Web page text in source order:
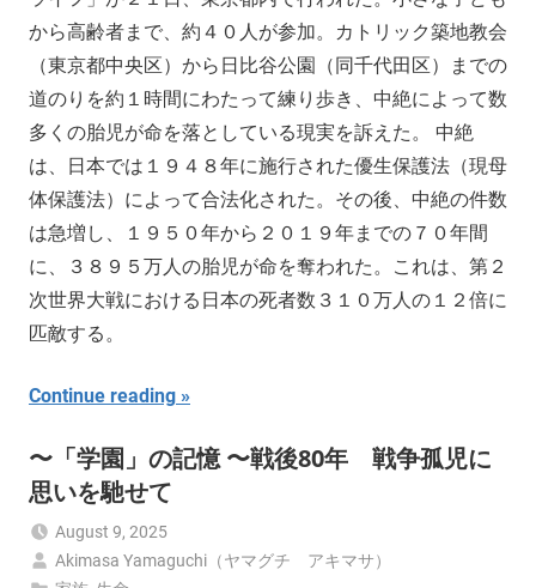
から高齢者まで、約４０人が参加。カトリック築地教会
（東京都中央区）から日比谷公園（同千代田区）までの
道のりを約１時間にわたって練り歩き、中絶によって数
多くの胎児が命を落としている現実を訴えた。 中絶
は、日本では１９４８年に施行された優生保護法（現母
体保護法）によって合法化された。その後、中絶の件数
は急増し、１９５０年から２０１９年までの７０年間
に、３８９５万人の胎児が命を奪われた。これは、第２
次世界大戦における日本の死者数３１０万人の１２倍に
匹敵する。
Continue reading
〜「学園」の記憶 〜戦後80年 戦争孤児に
思いを馳せて
August 9, 2025
Akimasa Yamaguchi（ヤマグチ アキマサ）